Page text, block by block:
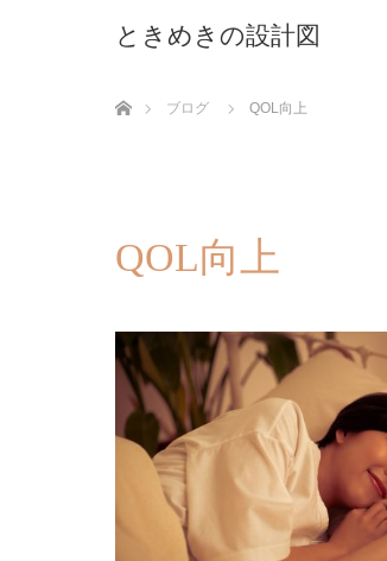
ときめきの設計図
ブログ
QOL向上
QOL向上